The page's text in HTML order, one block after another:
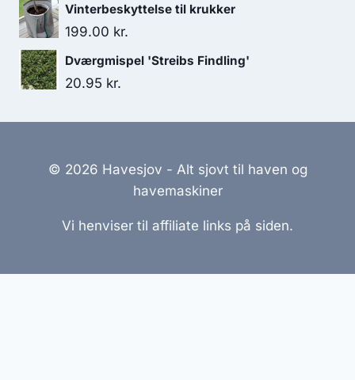
Vinterbeskyttelse til krukker
199.00 kr.
Dværgmispel 'Streibs Findling'
20.95 kr.
© 2026 Havesjov - Alt sjovt til haven og
havemaskiner
Vi henviser til affiliate links på siden.